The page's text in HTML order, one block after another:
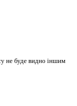
не буде видно іншим